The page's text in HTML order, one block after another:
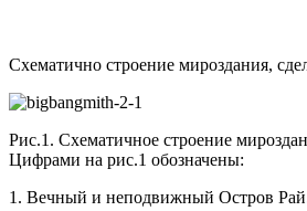
Схематично строение мироздания,
Рис.1. Схематичное строение
Цифрами на рис.1 обозначены:
1. Вечный и неподвижный Остров